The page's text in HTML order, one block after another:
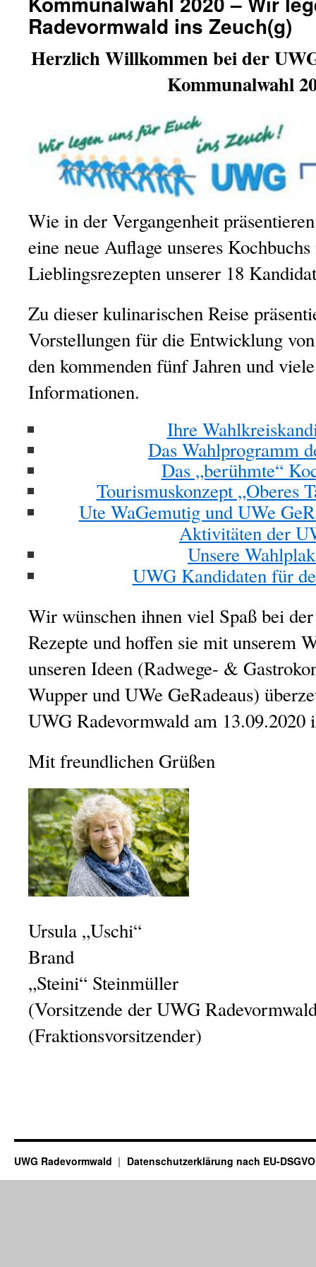
Radevormwald ins Zeuch(g)
Herzlich Willkommen bei der
Kommunalwahl
Wie in der Vergangenheit
eine neue Auflage unseres
Lieblingsrezepten unserer 18
Zu dieser kulinarischen Reise
Vorstellungen für die Entwicklung
den kommenden fünf Jahren und
Informationen.
Ihre
Das Wahlprogramm
Das „berühmte“
Tourismuskonzept „Oberes
Ute WaGemutig und UWe
Aktivitäten der
Unsere
UWG Kandidaten für
Wir wünschen ihnen viel Spaß bei
Rezepte und hoffen sie mit unserem
unseren Ideen (Radwege- &
Wupper und UWe GeRadeaus)
UWG Radevormwald am 13.09.2020
Mit freundlichen Grüßen
Ursula „Uschi“
Brand
„Steini“ Steinmüller
(Vorsitzende der UWG
(Fraktionsvorsitzender)
UWG Radevormwald Datenschutzerklärung nach EU-DSGVO